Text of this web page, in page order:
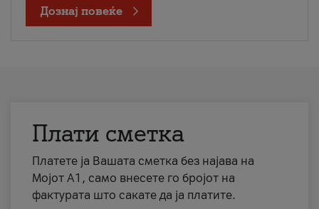
Дознај повеќе
Плати сметка
Платете ја Вашата сметка без најава на
Мојот А1, само внесете го бројот на
фактурата што сакате да ја платите.